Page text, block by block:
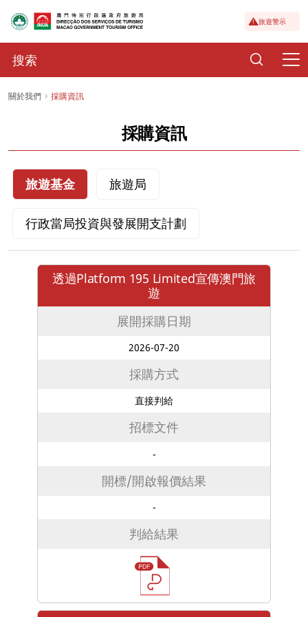
旅遊警示
關於我們 採購資訊
採購資訊
旅遊基金 旅遊局
行政當局投資與發展開支計劃
透過Platform 195 Limited宣傳澳門旅
遊
展開採購日期
2026-07-20
採購方式
直接判給
招標文件
-
開標/開啟報價結果
-
判給結果